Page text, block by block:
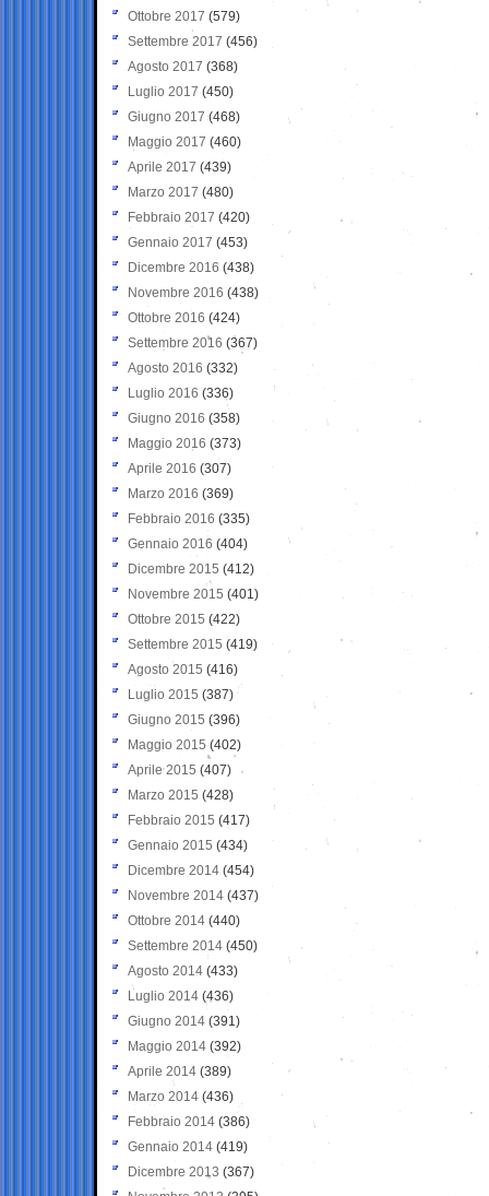
Ottobre 2017 (579)
Settembre 2017 (456)
Agosto 2017 (368)
Luglio 2017 (450)
Giugno 2017 (468)
Maggio 2017 (460)
Aprile 2017 (439)
Marzo 2017 (480)
Febbraio 2017 (420)
Gennaio 2017 (453)
Dicembre 2016 (438)
Novembre 2016 (438)
Ottobre 2016 (424)
Settembre 2016 (367)
Agosto 2016 (332)
Luglio 2016 (336)
Giugno 2016 (358)
Maggio 2016 (373)
Aprile 2016 (307)
Marzo 2016 (369)
Febbraio 2016 (335)
Gennaio 2016 (404)
Dicembre 2015 (412)
Novembre 2015 (401)
Ottobre 2015 (422)
Settembre 2015 (419)
Agosto 2015 (416)
Luglio 2015 (387)
Giugno 2015 (396)
Maggio 2015 (402)
Aprile 2015 (407)
Marzo 2015 (428)
Febbraio 2015 (417)
Gennaio 2015 (434)
Dicembre 2014 (454)
Novembre 2014 (437)
Ottobre 2014 (440)
Settembre 2014 (450)
Agosto 2014 (433)
Luglio 2014 (436)
Giugno 2014 (391)
Maggio 2014 (392)
Aprile 2014 (389)
Marzo 2014 (436)
Febbraio 2014 (386)
Gennaio 2014 (419)
Dicembre 2013 (367)